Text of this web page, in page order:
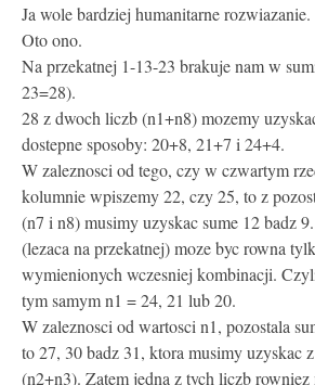
Ja wole bardziej humanitarne rozwiazanie.
Oto ono.
Na przekatnej 1-13-23 brakuje nam w
23=28).
28 z dwoch liczb (n1+n8) mozemy
dostepne sposoby: 20+8, 21+7 i 24+4.
W zaleznosci od tego, czy w czwartym
kolumnie wpiszemy 22, czy 25, to z
(n7 i n8) musimy uzyskac sume 12 badz
(lezaca na przekatnej) moze byc rowna
wymienionych wczesniej kombinacji.
tym samym n1 = 24, 21 lub 20.
W zaleznosci od wartosci n1, pozostala
to 27, 30 badz 31, ktora musimy uzyskac
(n2+n3). Zatem jedna z tych liczb